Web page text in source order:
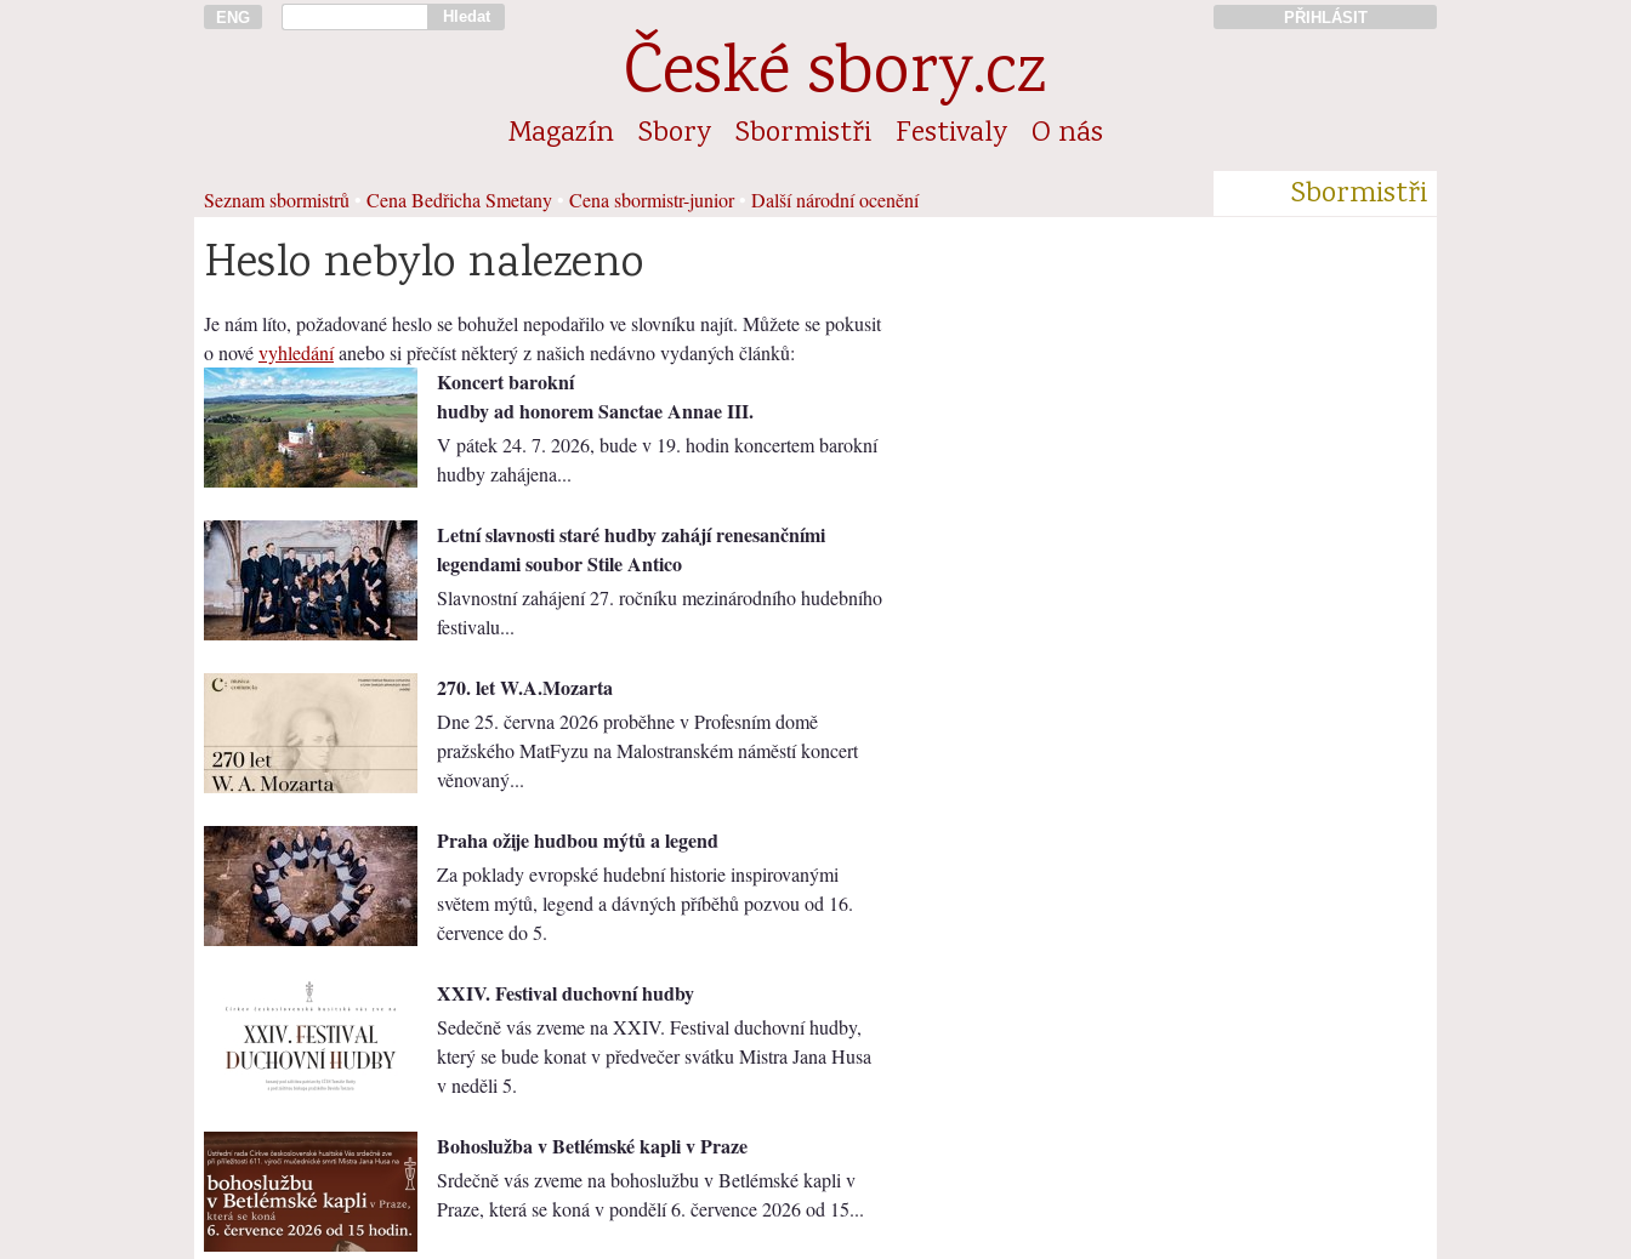
ENG Hledat PŘIHLÁSIT
České sbory.cz
Magazín Sbory Sbormistři Festivaly O nás
Seznam sbormistrů Cena Bedřicha Smetany Cena sbormistr-junior• Další národní ocenění Sbormistři
Heslo nebylo nalezeno
Je nám líto, požadované heslo se bohužel nepodařilo ve slovníku najít. Můžete se pokusit
o novévyhledáníanebo si přečíst některý z našich nedávno vydaných článků:
Koncert barokní
hudby ad honorem Sanctae Annae III.
V pátek 24. 7. 2026, bude v 19. hodin koncertem barokní
hudby zahájena...
Letní slavnosti staré hudby zahájí renesančními
legendami soubor Stile Antico
Slavnostní zahájení 27. ročníku mezinárodního hudebního
festivalu...
270. let W.A.Mozarta
Dne 25. června 2026 proběhne v Profesním domě
pražského MatFyzu na Malostranském náměstí koncert
věnovaný...
Praha ožije hudbou mýtů a legend
Za poklady evropské hudební historie inspirovanými
světem mýtů, legend a dávných příběhů pozvou od 16.
července do 5.
XXIV. Festival duchovní hudby
Sedečně vás zveme na XXI​V. Festival duchovní hudby,
který se bude konat v předvečer svátku Mistra Jana Husa
v ​neděli 5.
Bohoslužba v Betlémské kapli v Praze
Srdečně vás zveme na bohoslužbu v Betlémské kapli v
Praze, která se koná v ​pondělí 6. července 202​6 od 15...